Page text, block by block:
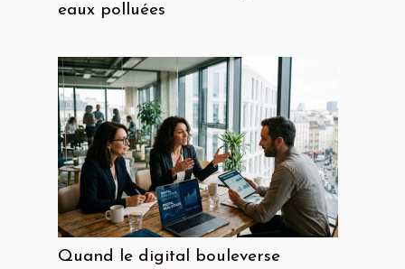
eaux polluées
Quand le digital bouleverse